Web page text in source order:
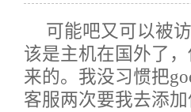
可能吧又可以被
该是主机在国外了
来的。我没习惯把
客服两次要我去添